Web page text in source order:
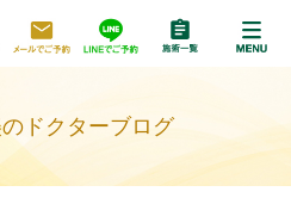
ドクターブログ